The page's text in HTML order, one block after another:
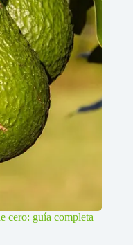
cero: guía completa